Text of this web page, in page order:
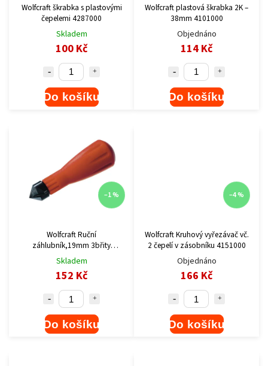
Wolfcraft škrabka s plastovými
čepelemi 4287000
Skladem
100 Kč
Do košíku
Wolfcraft plastová škrabka 2K –
38mm 4101000
Objednáno
114 Kč
Do košíku
–1 %
Wolfcraft Ruční
záhlubník,19mm 3břity
4315000
Skladem
152 Kč
Do košíku
–4 %
Wolfcraft Kruhový vyřezávač vč.
2 čepelí v zásobníku 4151000
Objednáno
166 Kč
Do košíku